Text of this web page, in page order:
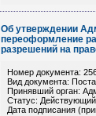
Об утверждении
переоформление
разрешений на
Номер документа:
Вид документа:
Принявший орган:
Статус: Действующий
Дата подписания